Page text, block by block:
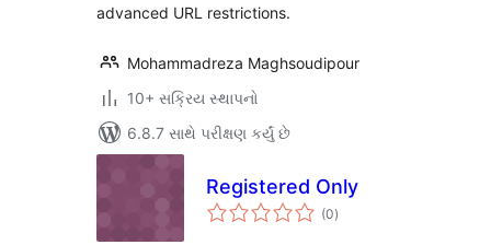
advanced URL restrictions.
Mohammadreza Maghsoudipour
10+ સક્રિય સ્થાપનો
6.8.7 સાથે પરીક્ષણ કર્યું છે
Registered Only
(0કુલ
રેટિંગ્સ
)